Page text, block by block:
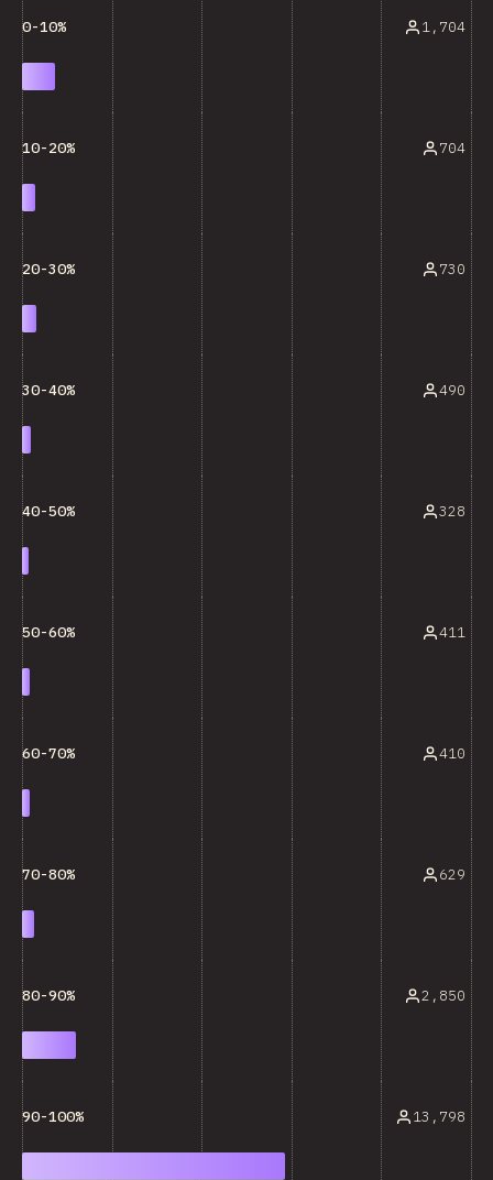
0-10% 1,704
10-20% 704
20-30% 730
30-40% 490
40-50% 328
50-60% 411
60-70% 410
70-80% 629
80-90% 2,850
90-100% 13,798